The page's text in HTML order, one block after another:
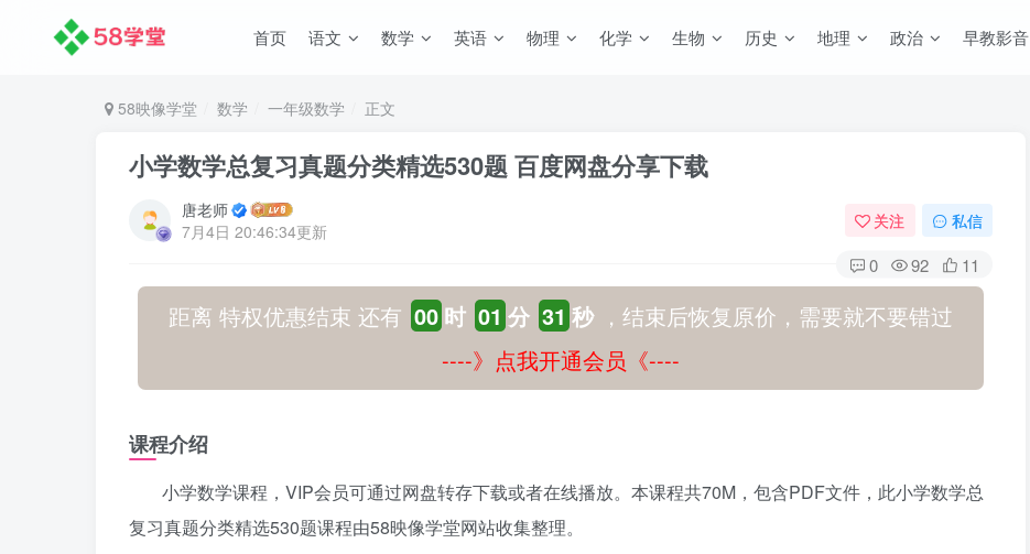
首页 语文 数学 英语 物理 化学 生物 历史 地理 政治 早教影音
58映像学堂 数学 一年级数学 正文
小学数学总复习真题分类精选530题 百度网盘分享下载
唐老师
7月4日 20:46:34更新
关注 私信
0 92 11
距离 特权优惠结束 还有 00 时 01 分 30 秒，结束后恢复原价，需要就不要错过
----》点我开通会员《----
课程介绍
小学数学课程，VIP会员可通过网盘转存下载或者在线播放。本课程共70M，包含PDF文件，此小学数学总
复习真题分类精选530题课程由58映像学堂网站收集整理。